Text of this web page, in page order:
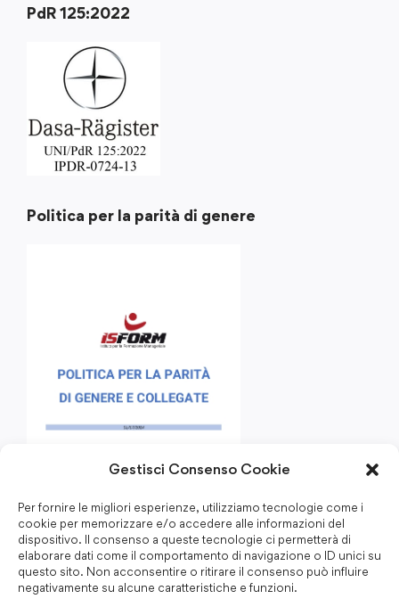
Gestisci Consenso Cookie
Per fornire le migliori esperienze, utilizziamo tecnologie come i
cookie per memorizzare e/o accedere alle informazioni del
dispositivo. Il consenso a queste tecnologie ci permetterà di
elaborare dati come il comportamento di navigazione o ID unici su
questo sito. Non acconsentire o ritirare il consenso può influire
negativamente su alcune caratteristiche e funzioni.
PdR 125:2022
Politica per la parità di genere